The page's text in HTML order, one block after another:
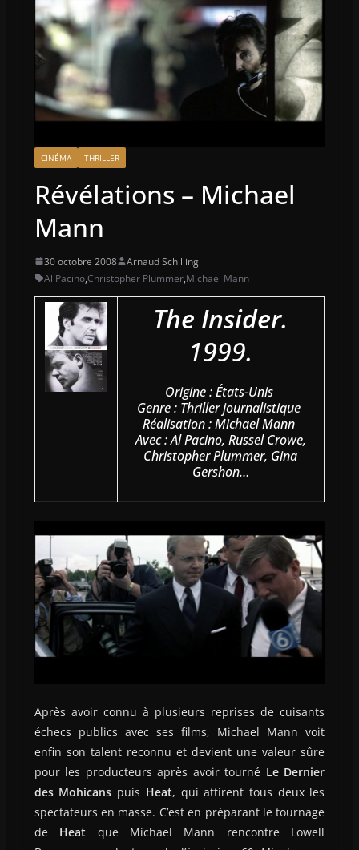
CINÉMA THRILLER
Révélations – Michael
Mann
30 octobre 2008
Arnaud Schilling
Al Pacino,Christopher Plummer,Michael Mann
The Insider.
1999.
Origine : États-Unis
Genre : Thriller journalistique
Réalisation : Michael Mann
Avec : Al Pacino, Russel Crowe,
Christopher Plummer, Gina
Gershon…
Après avoir connu à plusieurs reprises de cuisants
échecs publics avec ses films, Michael Mann voit
enfin son talent reconnu et devient une valeur sûre
pour les producteurs après avoir tourné Le Dernier
des Mohicans puis Heat, qui attirent tous deux les
spectateurs en masse. C’est en préparant le tournage
de Heat que Michael Mann rencontre Lowell